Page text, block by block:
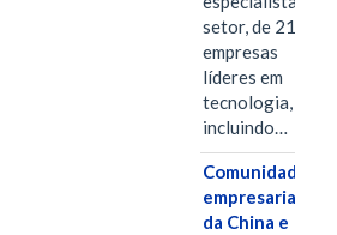
setor, de 21
empresas
líderes em
tecnologia,
incluindo…
Comunidades
empresariais
da China e